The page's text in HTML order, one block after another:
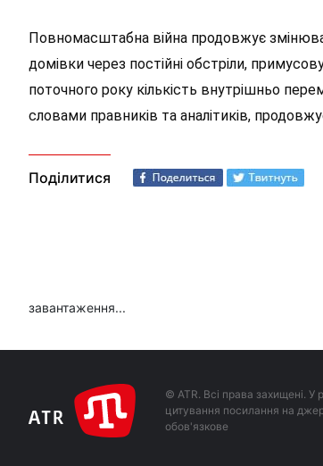
Повномасштабна війна продовжує
домівки через постійні обстріли,
поточного року кількість внутрішньо
словами правників та аналітиків,
Поділитися
завантаження...
© ATR. Всі права захищені. У
цитування посилання на
обов'язкове